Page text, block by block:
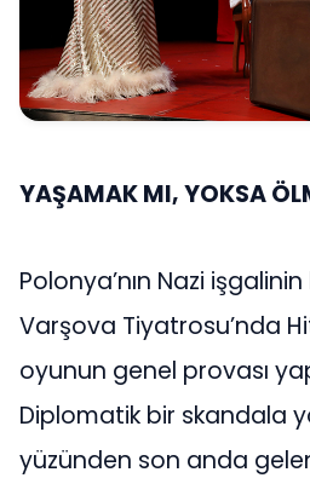
YAŞAMAK MI, YOKSA
Polonya’nın Nazi
Varşova Tiyatrosu’nda
oyunun genel provası
Diplomatik bir skandala
yüzünden son anda